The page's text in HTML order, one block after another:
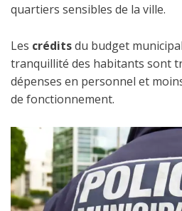
quartiers sensibles de la ville.
Les créditsdu budget
tranquillité des habitants sont
dépenses en personnel et
de fonctionnement.